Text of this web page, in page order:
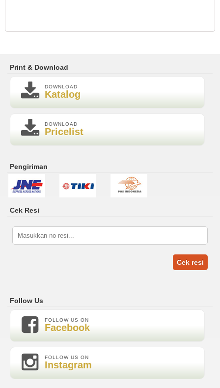
Print & Download
DOWNLOAD
Katalog
DOWNLOAD
Pricelist
Pengiriman
Cek Resi
Cek resi
Follow Us
FOLLOW US ON
Facebook
FOLLOW US ON
Instagram